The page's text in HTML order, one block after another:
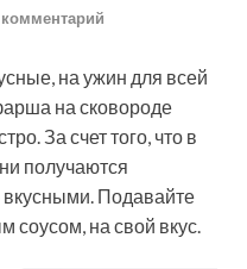
комментарий
на ужин для всей
на сковороде
За счет того, что в
получаются
Подавайте
на свой вкус.